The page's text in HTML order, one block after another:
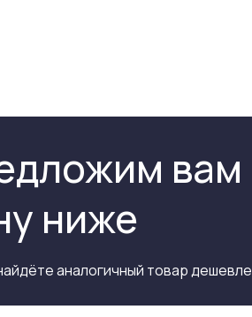
вам
ниже
аналогичный товар дешевле